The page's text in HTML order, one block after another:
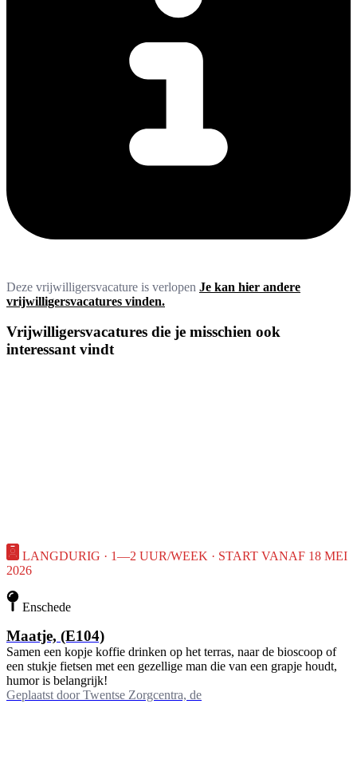
Deze vrijwilligersvacature is verlopen Je kan hier andere
vrijwilligersvacatures vinden.
Vrijwilligersvacatures die je misschien ook
interessant vindt
LANGDURIG · 1—2 UUR/WEEK · START VANAF 18 MEI
2026
Enschede
Maatje, (E104)
Samen een kopje koffie drinken op het terras, naar de bioscoop of
een stukje fietsen met een gezellige man die van een grapje houdt,
humor is belangrijk!
Geplaatst door Twentse Zorgcentra, de